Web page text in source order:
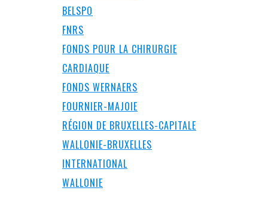
BELSPO
FNRS
FONDS POUR LA CHIRURGIE
CARDIAQUE
FONDS WERNAERS
FOURNIER-MAJOIE
RÉGION DE BRUXELLES-CAPITALE
WALLONIE-BRUXELLES
INTERNATIONAL
WALLONIE